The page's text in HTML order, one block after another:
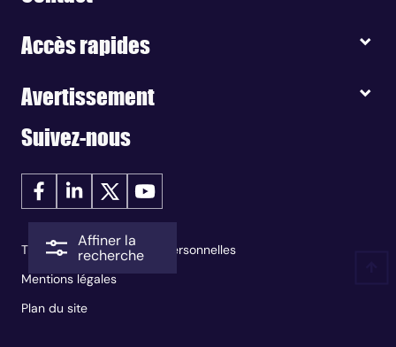
Affiner la
recherche
Accès rapides
Avertissement
Suivez-nous
Traitement des données personnelles
Mentions légales
Plan du site